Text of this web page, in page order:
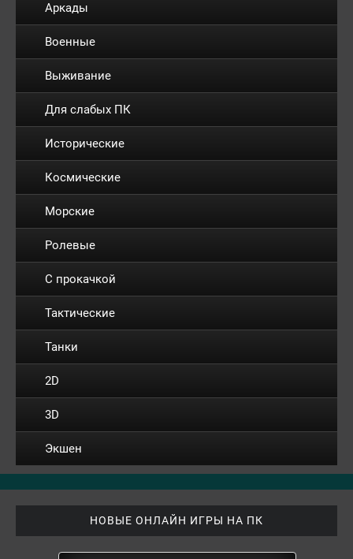
Аркады
Военные
Выживание
Для слабых ПК
Исторические
Космические
Морские
Ролевые
С прокачкой
Тактические
Танки
2D
3D
Экшен
НОВЫЕ ОНЛАЙН ИГРЫ НА ПК